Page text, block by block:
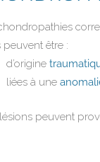
peuvent être :
d’origine
liées à une
peuvent